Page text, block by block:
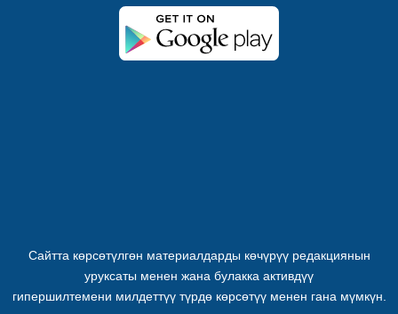
Сайтта көрсөтүлгөн материалдарды көчүрүү редакциянын
уруксаты менен жана булакка активдүү
гипершилтемени милдеттүү түрдө көрсөтүү менен гана мүмкүн.